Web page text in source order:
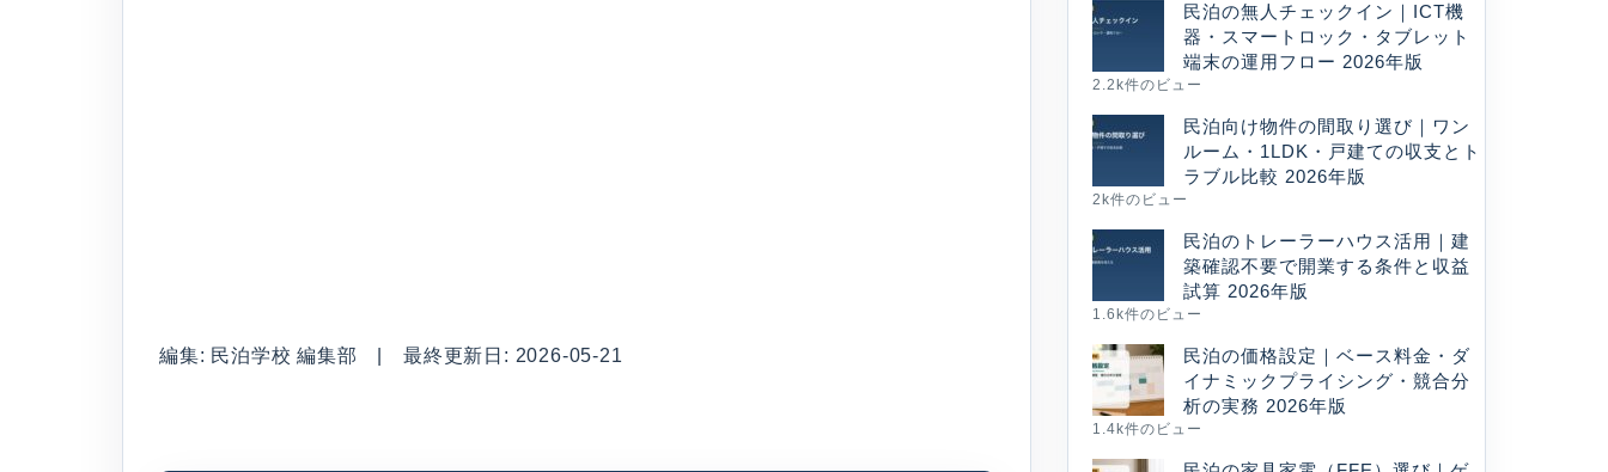
編集: 民泊学校 編集部 | 最終更新日: 2026-05-21
民泊の無人チェックイン｜ICT機
器・スマートロック・タブレット
端末の運用フロー 2026年版
2.2k件のビュー
民泊向け物件の間取り選び｜ワン
ルーム・1LDK・戸建ての収支とト
ラブル比較 2026年版
2k件のビュー
民泊のトレーラーハウス活用｜建
築確認不要で開業する条件と収益
試算 2026年版
1.6k件のビュー
民泊の価格設定｜ベース料金・ダ
イナミックプライシング・競合分
析の実務 2026年版
1.4k件のビュー